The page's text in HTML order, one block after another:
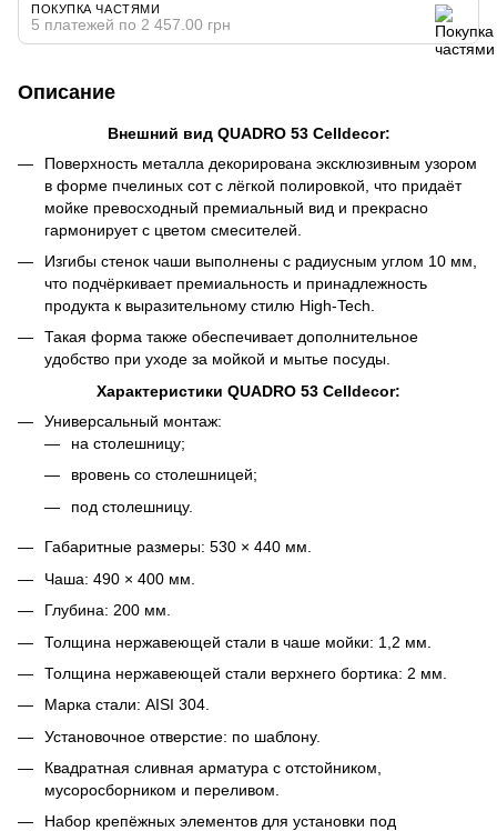
ПОКУПКА ЧАСТЯМИ
5 платежей по 2 457.00 грн
Описание
Внешний вид QUADRO 53 Celldecor:
Поверхность металла декорирована эксклюзивным узором
в форме пчелиных сот с лёгкой полировкой, что придаёт
мойке превосходный премиальный вид и прекрасно
гармонирует с цветом смесителей.
Изгибы стенок чаши выполнены с радиусным углом 10 мм,
что подчёркивает премиальность и принадлежность
продукта к выразительному стилю High-Tech.
Такая форма также обеспечивает дополнительное
удобство при уходе за мойкой и мытье посуды.
Характеристики QUADRO 53 Celldecor:
Универсальный монтаж:
на столешницу;
вровень со столешницей;
под столешницу.
Габаритные размеры: 530 × 440 мм.
Чаша: 490 × 400 мм.
Глубина: 200 мм.
Толщина нержавеющей стали в чаше мойки: 1,2 мм.
Толщина нержавеющей стали верхнего бортика: 2 мм.
Марка стали: AISI 304.
Установочное отверстие: по шаблону.
Квадратная сливная арматура с отстойником,
мусоросборником и переливом.
Набор крепёжных элементов для установки под